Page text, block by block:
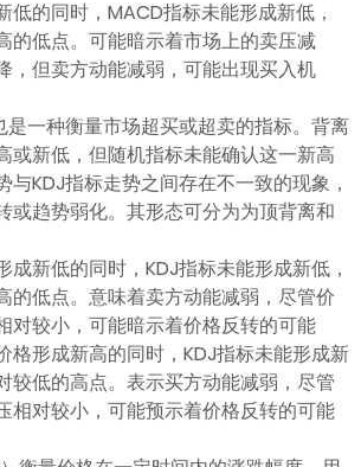
低的同时，MACD指标未能形成新低，
的低点。可能暗示着市场上的卖压减
，但卖方动能减弱，可能出现买入机
是一种衡量市场超买或超卖的指标。背离
或新低，但随机指标未能确认这一新高
与KDJ指标走势之间存在不一致的现象，
或趋势弱化。其形态可分为为顶背离和
成新低的同时，KDJ指标未能形成新低，
的低点。意味着卖方动能减弱，尽管价
对较小，可能暗示着价格反转的可能
格形成新高的同时，KDJ指标未能形成新
较低的高点。表示买方动能减弱，尽管
相对较小，可能预示着价格反转的可能